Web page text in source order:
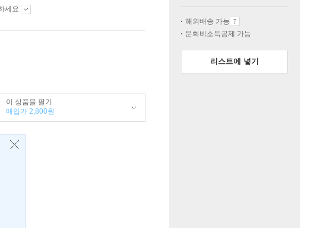
세요
이 상품을 팔기
매입가 2,800원
해외배송 가능
문화비소득공제 가능
리스트에 넣기